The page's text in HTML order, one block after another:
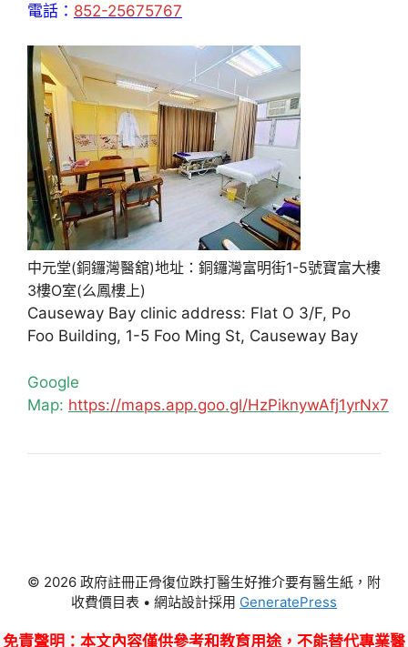
電話： 852-25675767
中元堂(銅鑼灣醫舘)地址：銅鑼灣富明街1-5號寶富大樓
3樓O室(么鳳樓上)
Causeway Bay clinic address: Flat O 3/F, Po
Foo Building, 1-5 Foo Ming St, Causeway Bay
Google
Map: https://maps.app.goo.gl/HzPiknywAfj1yrNx7
© 2026 政府註冊正骨復位跌打醫生好推介要有醫生紙，附
收費價目表 • 網站設計採用 GeneratePress
免責聲明 ：本文內容僅供參考和教育用途，不能替代專業醫